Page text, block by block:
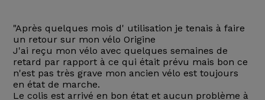
"Après quelques mois d' utilisation je tenais à faire
un retour sur mon vélo Origine
J'ai reçu mon vélo avec quelques semaines de
retard par rapport à ce qui était prévu mais bon ce
n'est pas très grave mon ancien vélo est toujours
en état de marche.
Le colis est arrivé en bon état et aucun problème à